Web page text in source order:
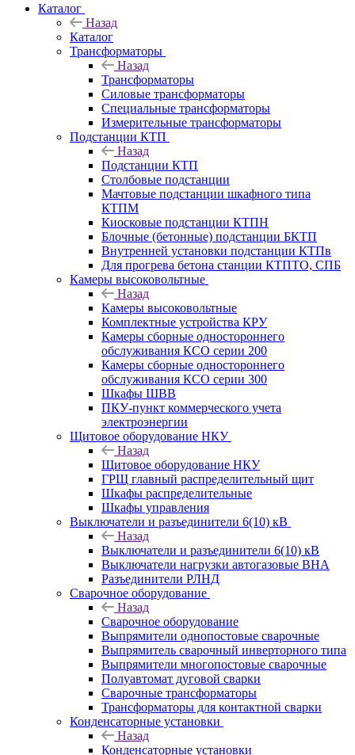
Каталог
Назад
Каталог
Трансформаторы
Назад
Трансформаторы
Силовые трансформаторы
Специальные трансформаторы
Измерительные трансформаторы
Подстанции КТП
Назад
Подстанции КТП
Столбовые подстанции
Мачтовые подстанции шкафного типа
КТПМ
Киосковые подстанции КТПН
Блочные (бетонные) подстанции БКТП
Внутренней установки подстанции КТПв
Для прогрева бетона станции КТПТО, СПБ
Камеры высоковольтные
Назад
Камеры высоковольтные
Комплектные устройства КРУ
Камеры сборные одностороннего
обслуживания КСО серии 200
Камеры сборные одностороннего
обслуживания КСО серии 300
Шкафы ШВВ
ПКУ-пункт коммерческого учета
электроэнергии
Щитовое оборудование НКУ
Назад
Щитовое оборудование НКУ
ГРЩ главный распределительный щит
Шкафы распределительные
Шкафы управления
Выключатели и разъединители 6(10) кВ
Назад
Выключатели и разъединители 6(10) кВ
Выключатели нагрузки автогазовые ВНА
Разъединители РЛНД
Сварочное оборудование
Назад
Сварочное оборудование
Выпрямители однопостовые сварочные
Выпрямитель сварочный инверторного типа
Выпрямители многопостовые сварочные
Полуавтомат дуговой сварки
Сварочные трансформаторы
Трансформаторы для контактной сварки
Конденсаторные установки
Назад
Конденсаторные установки